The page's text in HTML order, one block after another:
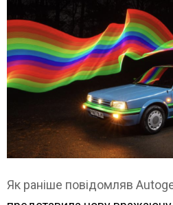
Як раніше повідомляв